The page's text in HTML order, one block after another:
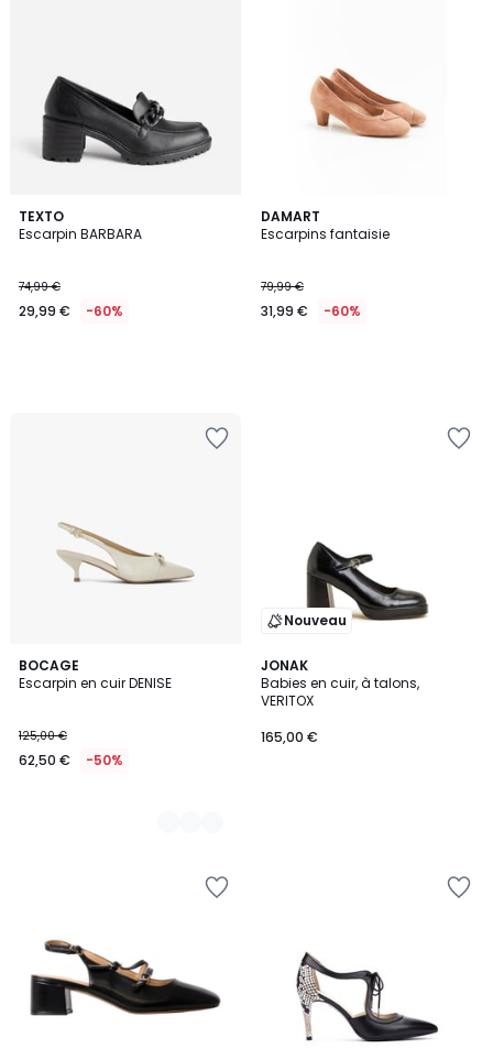
TEXTO
Escarpin BARBARA
74,99 €
29,99 € -60%
DAMART
Escarpins fantaisie
79,99 €
31,99 € -60%
BOCAGE
Escarpin en cuir DENISE
125,00 €
62,50 € -50%
2
Couleurs
Nouveau
JONAK
Babies en cuir, à talons,
VERITOX
165,00 €